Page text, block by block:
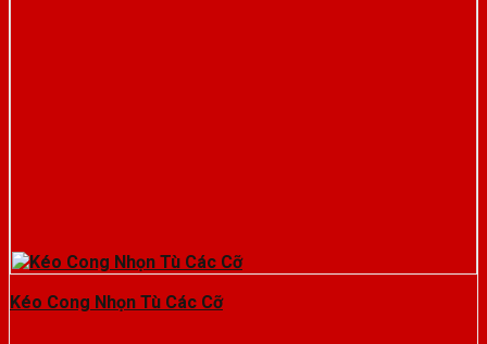
Kéo Cong Nhọn Tù Các Cỡ